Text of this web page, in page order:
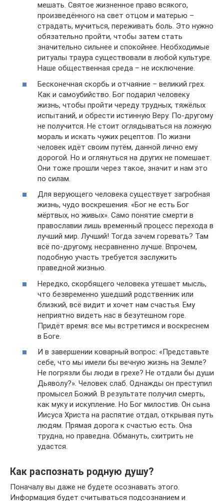
мешать. Святое жизненное право всякого,
произведённого на свет отцом и матерью –
страдать, мучиться, переживать боль. Это нужно
обязательно пройти, чтобы затем стать
значительно сильнее и спокойнее. Необходимые
ритуалы траура существовали в любой культуре.
Наше общественная среда – не исключение.
Бесконечная скорбь и отчаяние – великий грех.
Как и самоубийство. Бог подарил человеку
жизнь, чтобы пройти череду трудных, тяжёлых
испытаний, и обрести истинную Веру. По-другому
не получится. Не стоит оглядываться на ложную
мораль и искать чужих рецептов. По жизни
человек идёт своим путём, данной лично ему
дорогой. Но и оглянуться на других не помешает.
Они тоже прошли через такое, значит и нам это
по силам.
Для верующего человека существует загробная
жизнь, чудо воскрешения. «Бог не есть Бог
мёртвых, но живых». Само понятие смерти в
православии лишь временный процесс перехода в
лучший мир. Лучший! Тогда зачем горевать? Там
всё по-другому, несравненно лучше. Впрочем,
подобную участь требуется заслужить
праведной жизнью.
Нередко, скорбящего человека утешает мысль,
что безвременно ушедший родственник или
близкий, всё видит и хочет нам счастья. Ему
неприятно видеть нас в безутешном горе.
Придёт время: все мы встретимся и воскреснем
в Боге.
И в завершении коварный вопрос: «Представьте
себе, что мы имели бы вечную жизнь на Земле?
Не погрязли бы люди в грехе? Не отдали бы души
Дьяволу?». Человек слаб. Однажды он преступил
промысел Божий. В результате получил смерть,
как муку и искупление. Но Бог милостив. Он сына
Иисуса Христа на распятие отдал, открывая путь
людям. Прямая дорога к счастью есть. Она
трудна, но праведна. Обмануть, схитрить не
удастся.
Как распознать родную душу?
Поначалу вы даже не будете осознавать этого.
Информация будет считываться подсознанием и